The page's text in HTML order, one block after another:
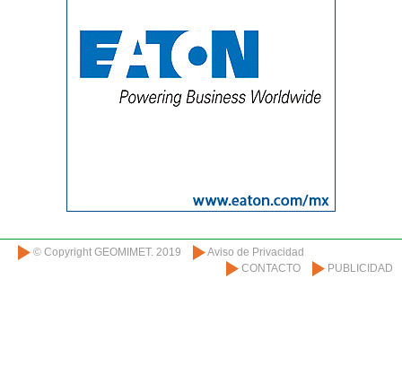
© Copyright GEOMIMET. 2019
Aviso de Privacidad
CONTACTO
PUBLICIDAD